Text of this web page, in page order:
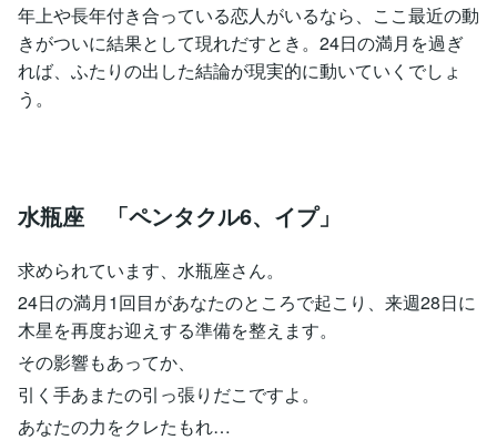
年上や長年付き合っている恋人がいるなら、ここ最近の動
きがついに結果として現れだすとき。24日の満月を過ぎ
れば、ふたりの出した結論が現実的に動いていくでしょ
う。
水瓶座 「ペンタクル6、イプ」
求められています、水瓶座さん。
24日の満月1回目があなたのところで起こり、来週28日に
木星を再度お迎えする準備を整えます。
その影響もあってか、
引く手あまたの引っ張りだこですよ。
あなたの力をクレたもれ…